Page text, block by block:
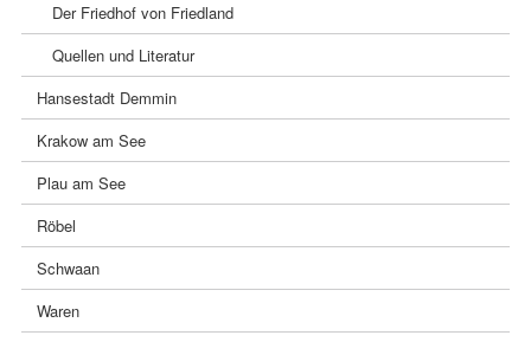
Der Friedhof von Friedland
Quellen und Literatur
Hansestadt Demmin
Krakow am See
Plau am See
Röbel
Schwaan
Waren